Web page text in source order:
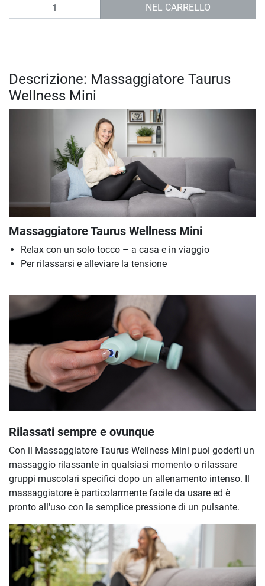
NEL CARRELLO
Descrizione: Massaggiatore Taurus
Wellness Mini
Massaggiatore Taurus Wellness Mini
Relax con un solo tocco – a casa e in viaggio
Per rilassarsi e alleviare la tensione
Rilassati sempre e ovunque
Con il Massaggiatore Taurus Wellness Mini puoi goderti un
massaggio rilassante in qualsiasi momento o rilassare
gruppi muscolari specifici dopo un allenamento intenso. Il
massaggiatore è particolarmente facile da usare ed è
pronto all'uso con la semplice pressione di un pulsante.